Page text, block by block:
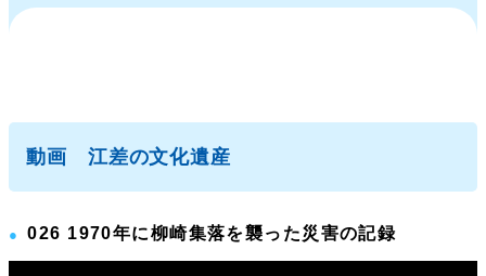
動画 江差の文化遺産
026 1970年に柳崎集落を襲った災害の記録